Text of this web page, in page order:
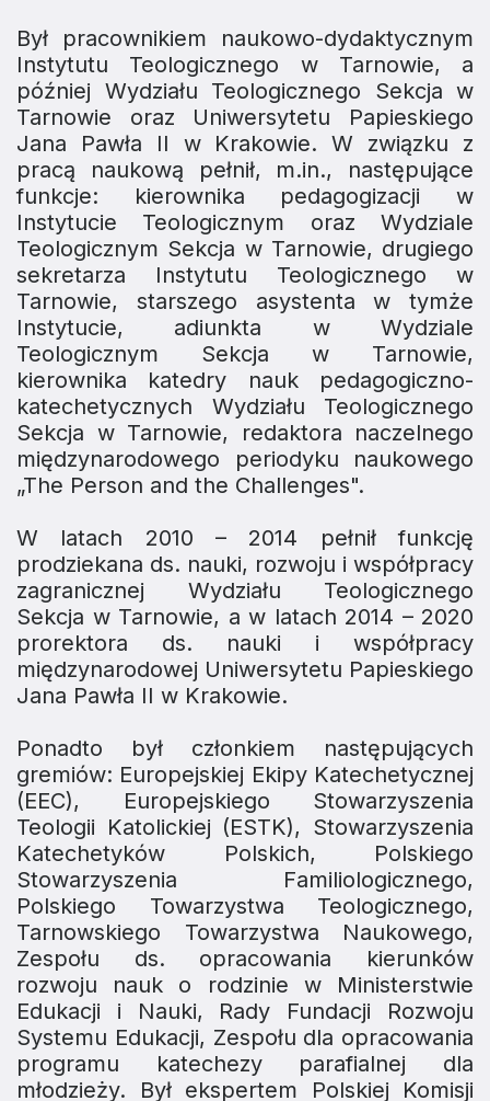
Był pracownikiem naukowo-dydaktycznym
Instytutu Teologicznego w Tarnowie, a
później Wydziału Teologicznego Sekcja w
Tarnowie oraz Uniwersytetu Papieskiego
Jana Pawła II w Krakowie. W związku z
pracą naukową pełnił, m.in., następujące
funkcje: kierownika pedagogizacji w
Instytucie Teologicznym oraz Wydziale
Teologicznym Sekcja w Tarnowie, drugiego
sekretarza Instytutu Teologicznego w
Tarnowie, starszego asystenta w tymże
Instytucie, adiunkta w Wydziale
Teologicznym Sekcja w Tarnowie,
kierownika katedry nauk pedagogiczno-
katechetycznych Wydziału Teologicznego
Sekcja w Tarnowie, redaktora naczelnego
międzynarodowego periodyku naukowego
„The Person and the Challenges".
W latach 2010 – 2014 pełnił funkcję
prodziekana ds. nauki, rozwoju i współpracy
zagranicznej Wydziału Teologicznego
Sekcja w Tarnowie, a w latach 2014 – 2020
prorektora ds. nauki i współpracy
międzynarodowej Uniwersytetu Papieskiego
Jana Pawła II w Krakowie.
Ponadto był członkiem następujących
gremiów: Europejskiej Ekipy Katechetycznej
(EEC), Europejskiego Stowarzyszenia
Teologii Katolickiej (ESTK), Stowarzyszenia
Katechetyków Polskich, Polskiego
Stowarzyszenia Familiologicznego,
Polskiego Towarzystwa Teologicznego,
Tarnowskiego Towarzystwa Naukowego,
Zespołu ds. opracowania kierunków
rozwoju nauk o rodzinie w Ministerstwie
Edukacji i Nauki, Rady Fundacji Rozwoju
Systemu Edukacji, Zespołu dla opracowania
programu katechezy parafialnej dla
młodzieży. Był ekspertem Polskiej Komisji